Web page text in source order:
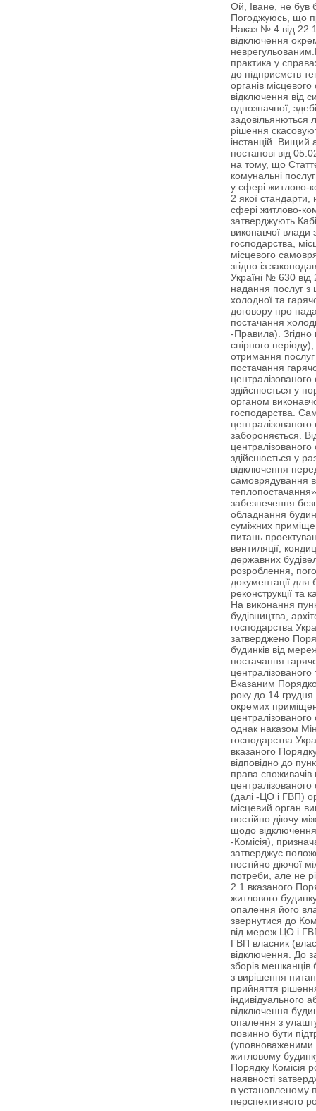
Ой, Іване, не був
Погоджуюсь, що
Наказ № 4 від
відключення
практика у
до підприємств
органів
відключення від
однозначної,
задовільянються
рішення
інстанцій. Вищий
постанові від
на тому, що
комунальні
у сфері житлово-
2 якої
сфері житлово-
затверджують
виконавчої
господарства,
місцевого
згідно із
Україні № 630
надання послуг з
холодної та
договору про
постачання
-Правила). Згідно
спірного
отримання
постачання
здійснюється у
органом
господарства.
забороняється.
здійснюється у
відключення
самоврядування
забезпечення
обладнання
суміжних
питань
вентиляції,
державних
розроблення,
документації
реконструкції та
На виконання
будівництва,
господарства
затверджено
будинків від
постачання
Вказаним
року до 14
окремих
однак наказом
господарства
вказаного
відповідно до
права споживачів
(далі -ЦО і ГВП)
місцевий орган
постійно діючу
щодо
-Комісія),
затверджує
постійно діючої
потреби, але не
2.1 вказаного
житлового
опалення його
звернутися до
від мереж ЦО і
ГВП власник
відключення. До
зборів мешканців
з вирішення
прийняття
індивідуального
відключення
опалення з
повинно бути
(уповноваженими
житловому
Порядку Комісія
наявності
в установленому
перспективного